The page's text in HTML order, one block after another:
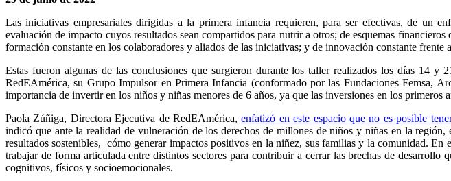
Las iniciativas empresariales dirigidas a la primera infancia requieren, para ser efectivas, de un
evaluación de impacto cuyos resultados sean compartidos para nutrir a otros; de esquemas
formación constante en los colaboradores y aliados de las iniciativas; y de innovación constante
Estas fueron algunas de las conclusiones que surgieron durante los taller realizados los días 14
RedEAmérica, su Grupo Impulsor en Primera Infancia (conformado por las Fundaciones Femsa,
importancia de invertir en los niños y niñas menores de 6 años, ya que las inversiones en los primeros
Paola Zúñiga, Directora Ejecutiva de RedEAmérica,enfatizó en este espacio que no es posible
indicó que ante la realidad de vulneración de los derechos de millones de niños y niñas en la
resultados sostenibles, cómo generar impactos positivos en la niñez, sus familias y la comunidad.
trabajar de forma articulada entre distintos sectores para contribuir a cerrar las brechas de
cognitivos, físicos y socioemocionales.